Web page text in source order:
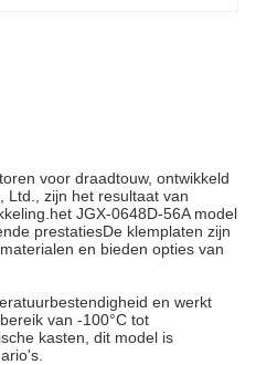
voor draadtouw, ontwikkeld
Ltd., zijn het resultaat van
JGX-0648D-56A model
prestatiesDe klemplaten zijn
en bieden opties van
en werkt
van -100°C tot
kasten, dit model is